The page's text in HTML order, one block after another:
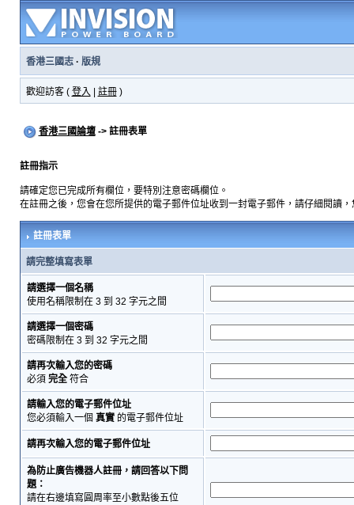
香港三國志· 版規
歡迎訪客 ( 登入 註冊)
香港三國論壇-> 註冊表單
註冊指示
請確定您已完成所有欄位，要特別注意密碼欄位。
在註冊之後，您會在您所提供的電子郵件位址收到一封電子郵件，請仔細閱讀
註冊表單
請完整填寫表單
請選擇一個名稱
使用名稱限制在 3 到 32 字元之間
請選擇一個密碼
密碼限制在 3 到 32 字元之間
請再次輸入您的密碼
必須 完全符合
請輸入您的電子郵件位址
您必須輸入一個 真實的電子郵件位址
請再次輸入您的電子郵件位址
為防止廣告機器人註冊，請回答以下問
題：
請在右邊填寫圓周率至小數點後五位